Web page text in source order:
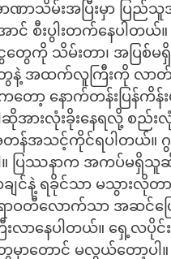
ဏာသိမ်းအပြီးမှာ ပြည်သူ
ာင် စီးပွါးတက်နေပါတယ်
တွေကို သိမ်းတာ၊ အပြစ်မ
နဲ့ အထက်လူကြီးကို လာတ်ထို
တော့ နောက်တန်းပြန်ကိန်
ဆိုအားလုံးခိုးနေရလို့ စည်း
န်အသင့်ကိုင်ရပါတယ်။ ဂွင်
။ ပြဿနာက အကပ်မရှိသူ
ျင်နဲ့ ရခိုင်သာ မသွားလိုတာ
ာဝတီလောက်သာ အဆင်ပ
းလာနေပါတယ်။ ရှေ့လ
မှာတောင် မလွယ်တော့ပါ